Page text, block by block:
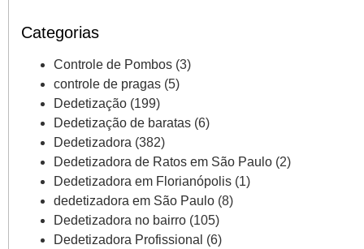
Categorias
Controle de Pombos (3)
controle de pragas (5)
Dedetização (199)
Dedetização de baratas (6)
Dedetizadora (382)
Dedetizadora de Ratos em São Paulo (2)
Dedetizadora em Florianópolis (1)
dedetizadora em São Paulo (8)
Dedetizadora no bairro (105)
Dedetizadora Profissional (6)